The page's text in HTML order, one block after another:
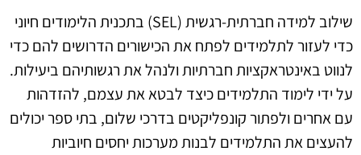
שילוב למידה חברתית-רגשית (SEL) בתכנית הלימודים חיוני
כדי לעזור לתלמידים לפתח את הכישורים הדרושים להם כדי
לנווט באינטראקציות חברתיות ולנהל את רגשותיהם ביעילות.
על ידי לימוד התלמידים כיצד לבטא את עצמם, להזדהות
עם אחרים ולפתור קונפליקטים בדרכי שלום, בתי ספר יכולים
להעצים את התלמידים לבנות מערכות יחסים חיוביות